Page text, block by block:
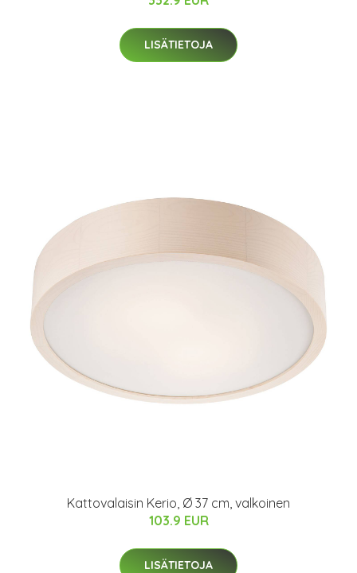
LISÄTIETOJA
Kattovalaisin Kerio, Ø 37 cm, valkoinen
103.9 EUR
LISÄTIETOJA